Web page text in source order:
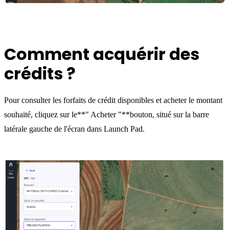
Comment acquérir des
crédits ?
Pour consulter les forfaits de crédit disponibles et acheter le montant
souhaité, cliquez sur le**" Acheter "**bouton, situé sur la barre
latérale gauche de l'écran dans Launch Pad.